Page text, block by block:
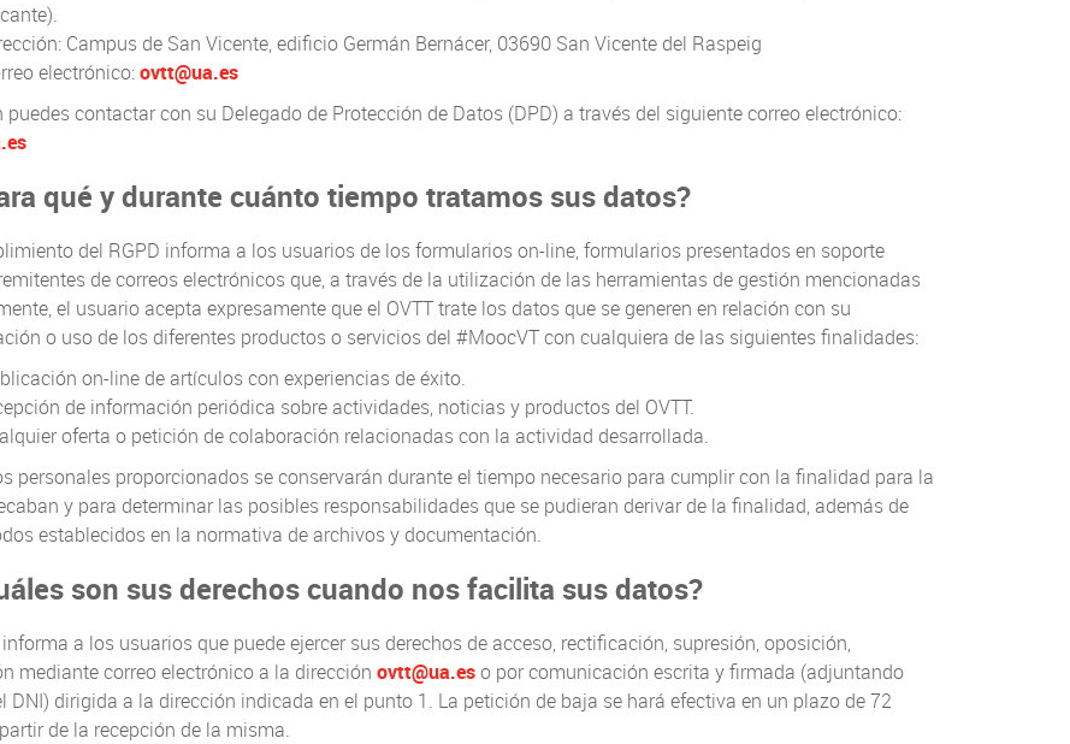
Campus de San Vicente, edificio Germán Bernácer, 03690 San Vicente del Raspeig
electrónico:ovtt@ua.es
puedes contactar con su Delegado de Protección de Datos (DPD) a través del siguiente correo electrónico:
qué y durante cuánto tiempo tratamos sus datos?
del RGPD informa a los usuarios de los formularios on-line, formularios presentados en soporte
de correos electrónicos que, a través de la utilización de las herramientas de gestión mencionadas
el usuario acepta expresamente que el OVTT trate los datos que se generen en relación con su
o uso de los diferentes productos o servicios del #MoocVT con cualquiera de las siguientes finalidades:
on-line de artículos con experiencias de éxito.
de información periódica sobre actividades, noticias y productos del OVTT.
oferta o petición de colaboración relacionadas con la actividad desarrollada.
personales proporcionados se conservarán durante el tiempo necesario para cumplir con la finalidad para la
y para determinar las posibles responsabilidades que se pudieran derivar de la finalidad, además de
establecidos en la normativa de archivos y documentación.
son sus derechos cuando nos facilita sus datos?
informa a los usuarios que puede ejercer sus derechos de acceso, rectificación, supresión, oposición,
mediante correo electrónico a la dirección ovtt@ua.eso por comunicación escrita y firmada (adjuntando
DNI) dirigida a la dirección indicada en el punto 1. La petición de baja se hará efectiva en un plazo de 72
de la recepción de la misma.